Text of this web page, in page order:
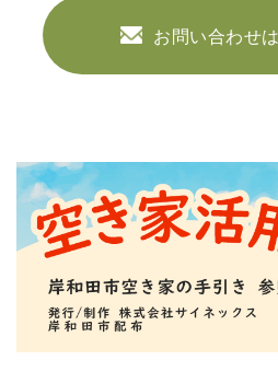
お問い合わせ